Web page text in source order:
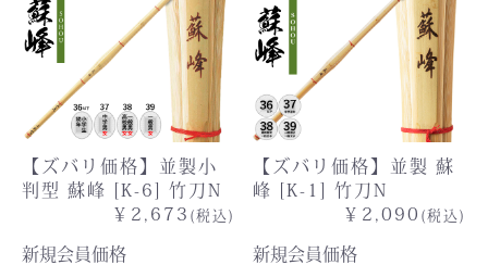
【ズバリ価格】並製小
判型 蘇峰 [K-6] 竹刀N
￥2,673 (税込)
新規会員価格
【ズバリ価格】並製 蘇
峰 [K-1] 竹刀N
￥2,090 (税込)
新規会員価格